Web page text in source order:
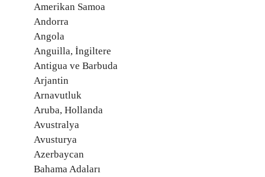
Amerikan Samoa
Andorra
Angola
Anguilla, İngiltere
Antigua ve Barbuda
Arjantin
Arnavutluk
Aruba, Hollanda
Avustralya
Avusturya
Azerbaycan
Bahama Adaları